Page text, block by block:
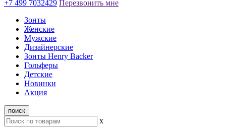
+7 499 7032429 Перезвонить мне
Зонты
Женские
Мужские
Дизайнерские
Зонты Henry Backer
Гольферы
Детские
Новинки
Акция
поиск
x